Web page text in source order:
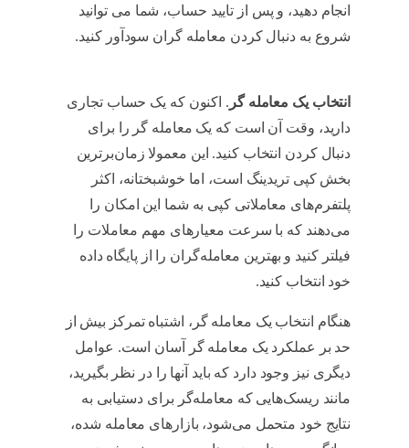
انجام دهید، و پس از تایید حساب، شما می توانید
شروع به دنبال کردن معامله گران سودآور کنید.
انتخاب یک معامله گر . اکنون که یک حساب تجاری
دارید، وقت آن است که یک معامله گر را برای
دنبال کردن انتخاب کنید. این معمولا زمان‌برترین
بخش کپی تریدینگ است، اما خوشبختانه، اکثر
پلتفرم‌های معاملاتی کپی به شما این امکان را
می‌دهند که با سرعت معیارهای مهم معاملات را
فیلتر کنید و بهترین معامله‌گران را از پایگاه داده
خود انتخاب کنید.
هنگام انتخاب یک معامله گر، اشتباه تمرکز بیش از
حد بر عملکرد یک معامله گر آسان است. عوامل
دیگری نیز وجود دارد که باید آنها را در نظر بگیرید،
مانند ریسک‌هایی که معامله‌گر برای دستیابی به
نتایج خود متحمل می‌شود، بازارهای معامله شده،